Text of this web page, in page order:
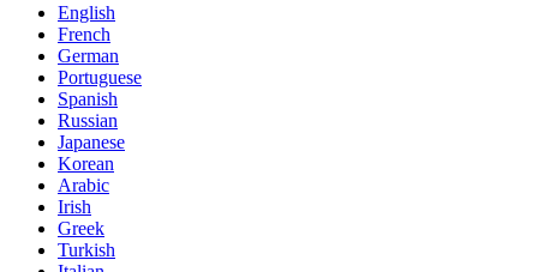
English
French
German
Portuguese
Spanish
Russian
Japanese
Korean
Arabic
Irish
Greek
Turkish